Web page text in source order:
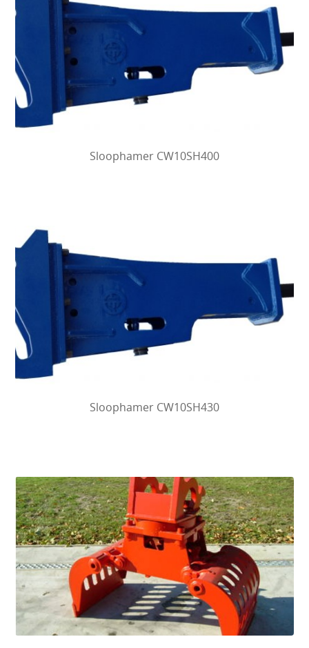
Sloophamer CW10SH400
Sloophamer CW10SH430